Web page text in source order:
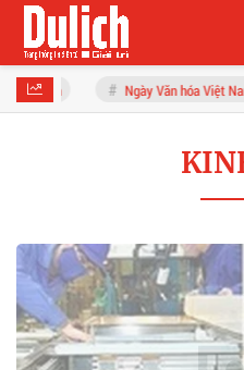
Ngày Văn hóa Việt Nam 2026: